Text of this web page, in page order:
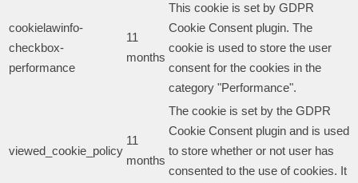
cookielawinfo-
checkbox-
performance
11
months
This cookie is set by GDPR
Cookie Consent plugin. The
cookie is used to store the user
consent for the cookies in the
category "Performance".
viewed_cookie_policy
11
months
The cookie is set by the GDPR
Cookie Consent plugin and is used
to store whether or not user has
consented to the use of cookies. It